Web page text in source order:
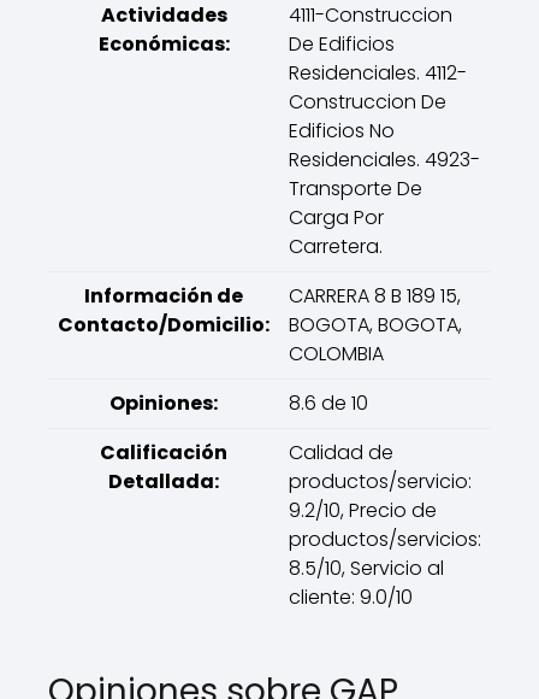
Actividades
Económicas:
4111-Construccion
De Edificios
Residenciales. 4112-
Construccion De
Edificios No
Residenciales. 4923-
Transporte De
Carga Por
Carretera.
Información de
Contacto/Domicilio:
CARRERA 8 B 189 15,
BOGOTA, BOGOTA,
COLOMBIA
Opiniones:
8.6 de 10
Calificación
Detallada:
Calidad de
productos/servicio:
9.2/10, Precio de
productos/servicios:
8.5/10, Servicio al
cliente: 9.0/10